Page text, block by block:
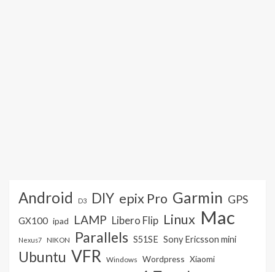
Android D3 DIY epix Pro Garmin GPS
GX100 ipad LAMP Libero Flip Linux Mac
Nexus7 NIKON Parallels S51SE Sony Ericsson mini
Ubuntu VFR Windows Wordpress Xiaomi